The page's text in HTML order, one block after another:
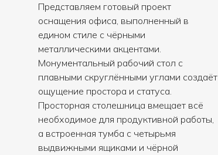
Представляем готовый проект
оснащения офиса, выполненный в
едином стиле с чёрными
металлическими акцентами.
Монументальный рабочий стол с
плавными скруглёнными углами создаёт
ощущение простора и статуса.
Просторная столешница вмещает всё
необходимое для продуктивной работы,
а встроенная тумба с четырьмя
выдвижными ящиками и чёрной